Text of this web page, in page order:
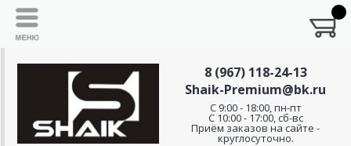
8 (967) 118-24-13
Shaik-Premium@bk.ru
C 9:00 - 18:00, пн-пт
С 10:00 - 17:00, сб-вс
Приём заказов на сайте -
круглосуточно.